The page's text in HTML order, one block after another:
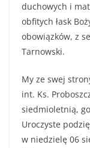
duchowych i
obfitych łask
obowiązków, z
Tarnowski.
My ze swej
int. Ks.
siedmioletnią,
Uroczyste
w niedzielę 06